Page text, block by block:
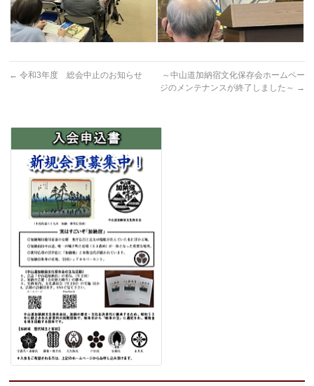
← 令和3年度 総会中止のお知らせ
～中山道加納宿文化保存会ホームペー
ジのメンテナンスが終了しました～ →